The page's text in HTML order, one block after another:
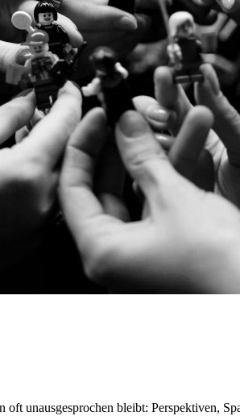
unausgesprochen bleibt: Perspektiven,